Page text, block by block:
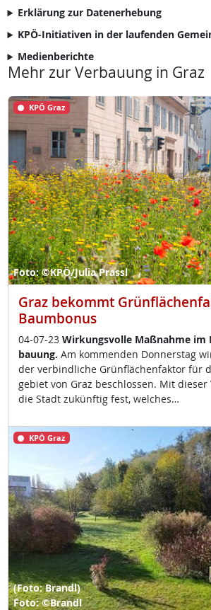
Erklärung zur Datenerhebung
KPÖ-Initiativen in der laufenden
Medienberichte
Mehr zur Verbauung in Graz
KPÖ Graz
Foto: ©KPÖ/Julia Prassl
Graz bekommt
Baumbonus
04-07-23 Wir­kungs­vol­le Maß­nah­me im
bau­ung. Am kom­men­den Don­ners­tag
der ver­bind­li­che Grün­flächen­fak­tor für
ge­biet von Graz be­sch­los­sen. Mit
die Stadt zu­künf­tig fest, wel­ches…
KPÖ Graz
(Foto: Brandl)
Foto: ©Brandl